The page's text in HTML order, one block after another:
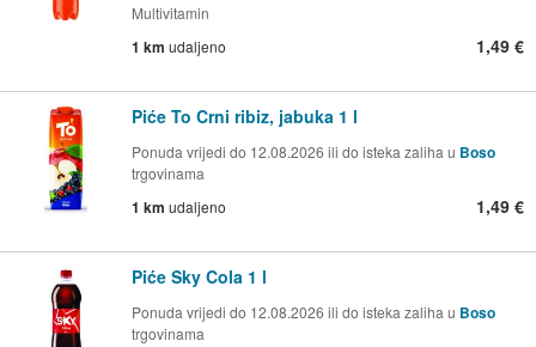
Multivitamin
1 km udaljeno 1,49 €
Piće To Crni ribiz, jabuka 1 l
Ponuda vrijedi do 12.08.2026 ili do isteka zaliha u Boso
trgovinama
1 km udaljeno 1,49 €
Piće Sky Cola 1 l
Ponuda vrijedi do 12.08.2026 ili do isteka zaliha u Boso
trgovinama